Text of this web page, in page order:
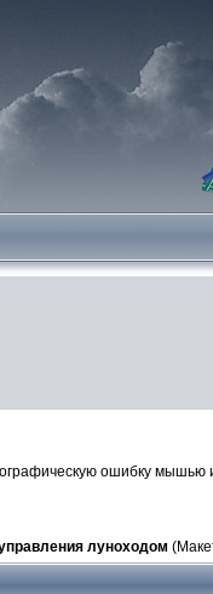
ошибку мышью
луноходом